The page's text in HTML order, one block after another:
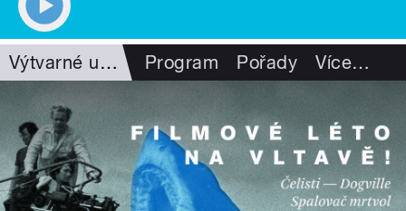
Výtvarné umění Program Pořady Více…